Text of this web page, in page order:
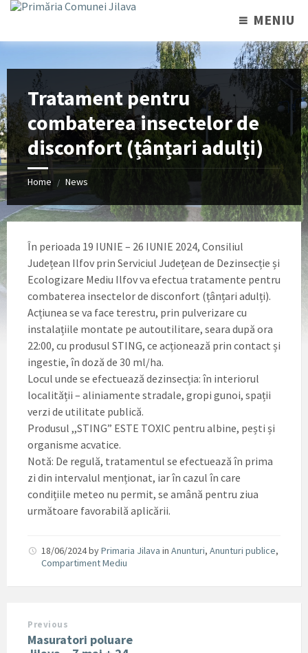
MENIU
Tratament pentru
combaterea insectelor de
disconfort (țânțari adulți)
Home / News
În perioada 19 IUNIE – 26 IUNIE 2024, Consiliul
Județean Ilfov prin Serviciul Județean de Dezinsecție și
Ecologizare Mediu Ilfov va efectua tratamente pentru
combaterea insectelor de disconfort (țânțari adulți).
Acțiunea se va face terestru, prin pulverizare cu
instalațiile montate pe autoutilitare, seara după ora
22:00, cu produsul STING, ce acționează prin contact și
ingestie, în doză de 30 ml/ha.
Locul unde se efectuează dezinsecția: în interiorul
localității – aliniamente stradale, gropi gunoi, spații
verzi de utilitate publică.
Produsul ,,STING” ESTE TOXIC pentru albine, pești și
organisme acvatice.
Notă: De regulă, tratamentul se efectuează în prima
zi din intervalul menționat, iar în cazul în care
condițiile meteo nu permit, se amână pentru ziua
următoare favorabilă aplicării.
18/06/2024byPrimaria Jilava in Anunturi, Anunturi publice,
Compartiment Mediu
Previous
Masuratori poluare